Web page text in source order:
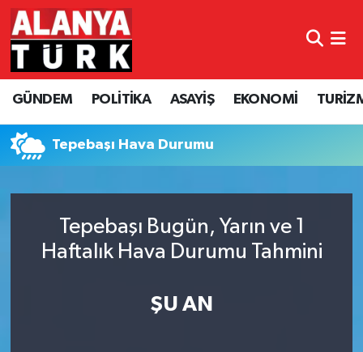
GÜNDEM POLİTİKA ASAYİŞ EKONOMİ
Tepebaşı Hava Durumu
Tepebaşı Bugün, Yarın ve 1
Haftalık Hava Durumu Tahmini
ŞU AN
GÜNDEM
POLİTİKA
ASAYİŞ
TURİZM
Nöbetçi Eczaneler
Hava Durumu
Namaz Vakitleri
Süper Lig Puan Durumu ve Fikstür
Son Dakika Haberleri